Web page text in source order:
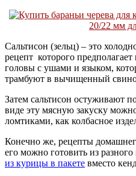
20/22 мм
Сальтисон (зельц) – это
рецепт которого
головы с ушами и языком,
трамбуют в вычищенный
Затем сальтисон остуживают
виде эту мясную закуску
ломтиками, как колбасное
Конечно же, рецепты
его можно готовить из
из курицы в пакете вместо